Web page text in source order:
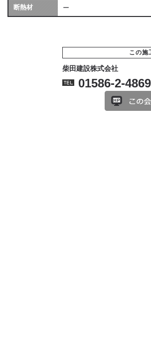
断熱材 ー
この施
柴田建設株式会社
01586-2-4869